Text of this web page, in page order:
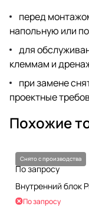
перед
напольную или
для
клеммам и
при замене
проектные
Похожие
Снято с производства
По запросу
Внутренний блок
По запросу